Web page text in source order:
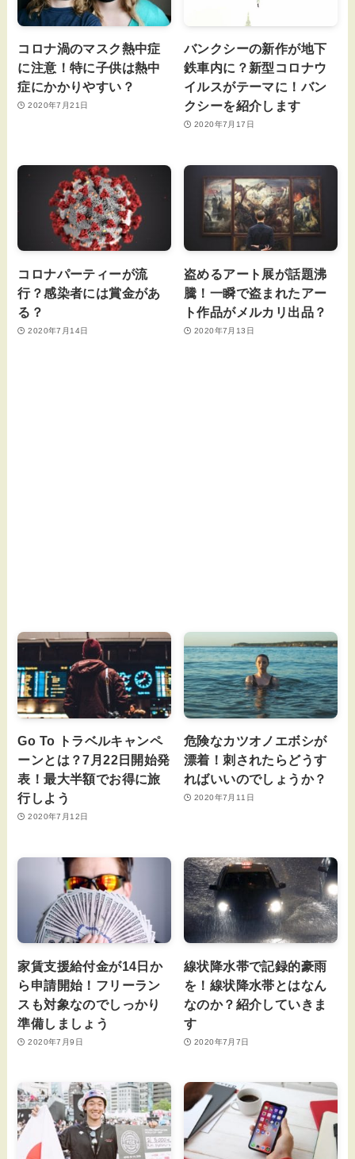
コロナ渦のマスク熱中症
に注意！特に子供は熱中
症にかかりやすい？
2020年7月21日
バンクシーの新作が地下
鉄車内に？新型コロナウ
イルスがテーマに！バン
クシーを紹介します
2020年7月17日
コロナパーティーが流
行？感染者には賞金があ
る？
2020年7月14日
盗めるアート展が話題沸
騰！一瞬で盗まれたアー
ト作品がメルカリ出品？
2020年7月13日
Go To トラベルキャンペ
ーンとは？7月22日開始発
表！最大半額でお得に旅
行しよう
2020年7月12日
危険なカツオノエボシが
漂着！刺されたらどうす
ればいいのでしょうか？
2020年7月11日
家賃支援給付金が14日か
ら申請開始！フリーラン
スも対象なのでしっかり
準備しましょう
2020年7月9日
線状降水帯で記録的豪雨
を！線状降水帯とはなん
なのか？紹介していきま
す
2020年7月7日